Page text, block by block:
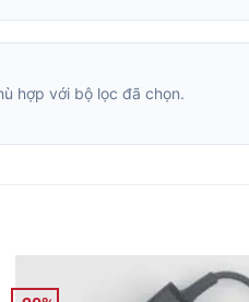
hợp với bộ lọc đã chọn.